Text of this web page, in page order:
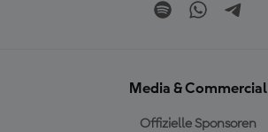
Media & Commercial
Offizielle Sponsoren